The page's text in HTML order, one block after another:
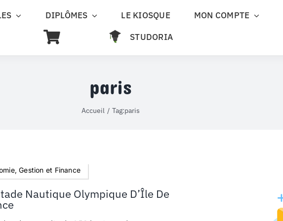
DIPLÔMES LE KIOSQUE
MON COMPTE
STUDORIA
paris
Accueil Tag:paris
Gestion et Finance
Nautique Olympique D’Île De